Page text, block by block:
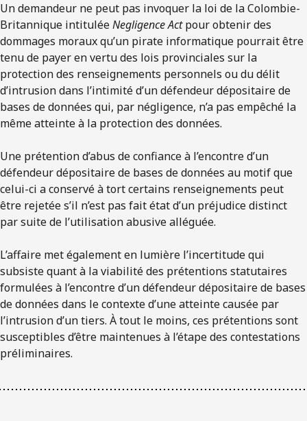
Un demandeur ne peut pas invoquer la loi de la Colombie-
Britannique intituléeNegligence Actpour obtenir des
dommages moraux qu’un pirate informatique pourrait être
tenu de payer en vertu des lois provinciales sur la
protection des renseignements personnels ou du délit
d’intrusion dans l’intimité d’un défendeur dépositaire de
bases de données qui, par négligence, n’a pas empêché la
même atteinte à la protection des données.
Une prétention d’abus de confiance à l’encontre d’un
défendeur dépositaire de bases de données au motif que
celui-ci a conservé à tort certains renseignements peut
être rejetée s’il n’est pas fait état d’un préjudice distinct
par suite de l’utilisation abusive alléguée.
L’affaire met également en lumière l’incertitude qui
subsiste quant à la viabilité des prétentions statutaires
formulées à l’encontre d’un défendeur dépositaire de bases
de données dans le contexte d’une atteinte causée par
l’intrusion d’un tiers. À tout le moins, ces prétentions sont
susceptibles d’être maintenues à l’étape des contestations
préliminaires.